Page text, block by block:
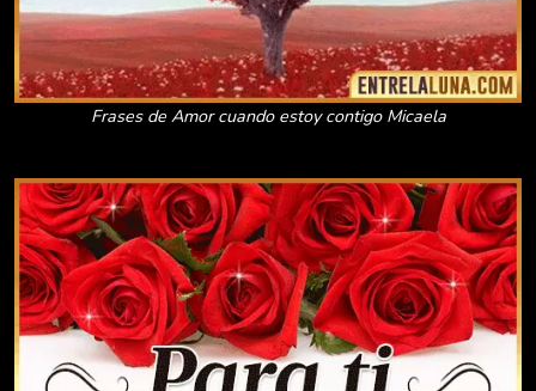
Frases de Amor cuando estoy contigo Micaela